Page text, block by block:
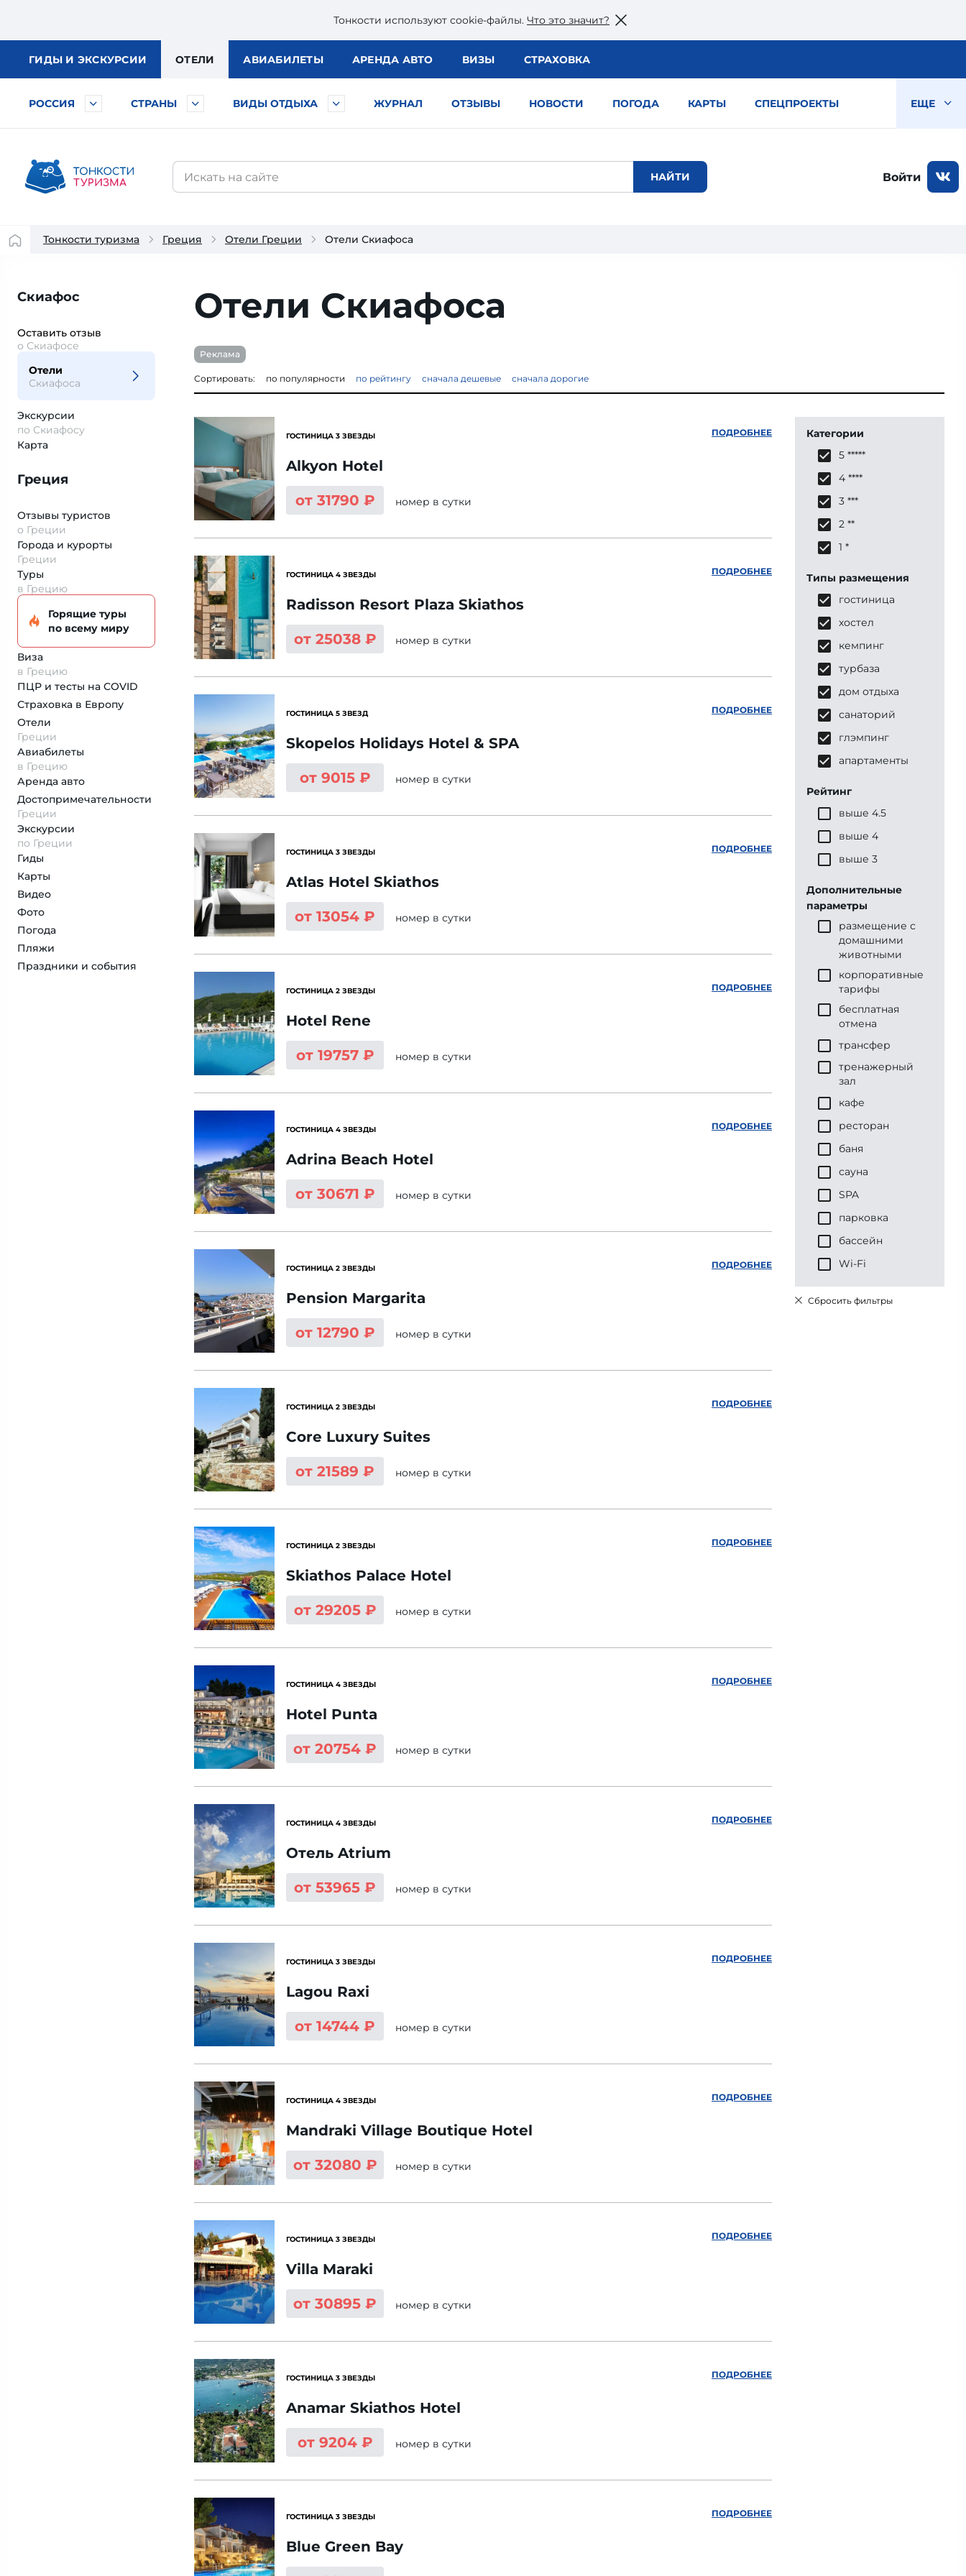
Тонкости используют сookie-файлы. Что это значит?
ГИДЫ И ЭКСКУРСИИ ОТЕЛИ АВИАБИЛЕТЫ АРЕНДА АВТО ВИЗЫ СТРАХОВКА
РОССИЯ СТРАНЫ ВИДЫ ОТДЫХА ЖУРНАЛ ОТЗЫВЫ НОВОСТИ ПОГОДА КАРТЫ СПЕЦПРОЕКТЫ ЕЩЕ
Войти
Тонкости туризма Греция Отели Греции Отели Скиафоса
Скиафос
Оставить отзыв
о Скиафосе
Отели
Скиафоса
Экскурсии
по Скиафосу
Карта
Греция
Отзывы туристов
о Греции
Города и курорты
Греции
Туры
в Грецию
Горящие туры
по всему миру
Виза
в Грецию
ПЦР и тесты на COVID
Страховка в Европу
Отели
Греции
Авиабилеты
в Грецию
Аренда авто
Достопримеча­тельности
Греции
Экскурсии
по Греции
Гиды
Карты
Видео
Фото
Погода
Пляжи
Праздники и события
Отели Скиафоса
Реклама
Сортировать: по популярности по рейтингу сначала дешевые сначала дорогие
ГОСТИНИЦА 3 ЗВЕЗДЫ
Alkyon Hotel
от 31790 ₽
номер в сутки
ПОДРОБНЕЕ
ГОСТИНИЦА 4 ЗВЕЗДЫ
Radisson Resort Plaza Skiathos
от 25038 ₽
номер в сутки
ПОДРОБНЕЕ
ГОСТИНИЦА 5 ЗВЕЗД
Skopelos Holidays Hotel & SPA
от 9015 ₽
номер в сутки
ПОДРОБНЕЕ
ГОСТИНИЦА 3 ЗВЕЗДЫ
Atlas Hotel Skiathos
от 13054 ₽
номер в сутки
ПОДРОБНЕЕ
ГОСТИНИЦА 2 ЗВЕЗДЫ
Hotel Rene
от 19757 ₽
номер в сутки
ПОДРОБНЕЕ
ГОСТИНИЦА 4 ЗВЕЗДЫ
Adrina Beach Hotel
от 30671 ₽
номер в сутки
ПОДРОБНЕЕ
ГОСТИНИЦА 2 ЗВЕЗДЫ
Pension Margarita
от 12790 ₽
номер в сутки
ПОДРОБНЕЕ
ГОСТИНИЦА 2 ЗВЕЗДЫ
Core Luxury Suites
от 21589 ₽
номер в сутки
ПОДРОБНЕЕ
ГОСТИНИЦА 2 ЗВЕЗДЫ
Skiathos Palace Hotel
от 29205 ₽
номер в сутки
ПОДРОБНЕЕ
ГОСТИНИЦА 4 ЗВЕЗДЫ
Hotel Punta
от 20754 ₽
номер в сутки
ПОДРОБНЕЕ
ГОСТИНИЦА 4 ЗВЕЗДЫ
Отель Atrium
от 53965 ₽
номер в сутки
ПОДРОБНЕЕ
ГОСТИНИЦА 3 ЗВЕЗДЫ
Lagou Raxi
от 14744 ₽
номер в сутки
ПОДРОБНЕЕ
ГОСТИНИЦА 4 ЗВЕЗДЫ
Mandraki Village Boutique Hotel
от 32080 ₽
номер в сутки
ПОДРОБНЕЕ
ГОСТИНИЦА 3 ЗВЕЗДЫ
Villa Maraki
от 30895 ₽
номер в сутки
ПОДРОБНЕЕ
ГОСТИНИЦА 3 ЗВЕЗДЫ
Anamar Skiathos Hotel
от 9204 ₽
номер в сутки
ПОДРОБНЕЕ
ГОСТИНИЦА 3 ЗВЕЗДЫ
Blue Green Bay
ПОДРОБНЕЕ
Категории
5 *****
4 ****
3 ***
2 **
1 *
Типы размещения
гостиница
хостел
кемпинг
турбаза
дом отдыха
санаторий
глэмпинг
апартаменты
Рейтинг
выше 4.5
выше 4
выше 3
Дополнительные
параметры
размещение с
домашними
животными
корпоративные
тарифы
бесплатная
отмена
трансфер
тренажерный
зал
кафе
ресторан
баня
сауна
SPA
парковка
бассейн
Wi-Fi
Сбросить фильтры